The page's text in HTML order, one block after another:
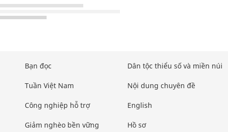
Bạn đọc
Tuần Việt Nam
Công nghiệp hỗ trợ
Giảm nghèo bền vững
Dân tộc thiểu số và miền núi
Nội dung chuyên đề
English
Hồ sơ